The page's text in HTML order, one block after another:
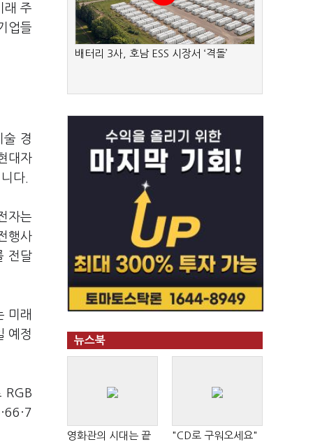
래 주
업들
술 경
대자
다.
자는
행사
전달
미래
예정
RGB
배터리 3사, 호남 ESS 시장서 ‘격돌’
뉴스북
영화관의 시대는 끝
"CD로 구워오세요"